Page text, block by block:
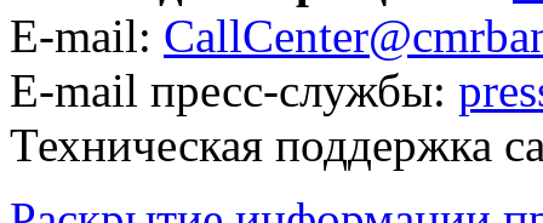
E-mail:
E-mail пресс-службы:
Техническая поддержка